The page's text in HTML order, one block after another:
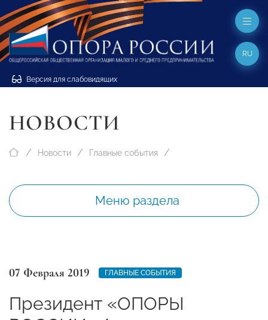
Версия для слабовидящих
RU
НОВОСТИ
Новости Главные события
Меню раздела
07 Февраля 2019 ГЛАВНЫЕ СОБЫТИЯ
Президент «ОПОРЫ